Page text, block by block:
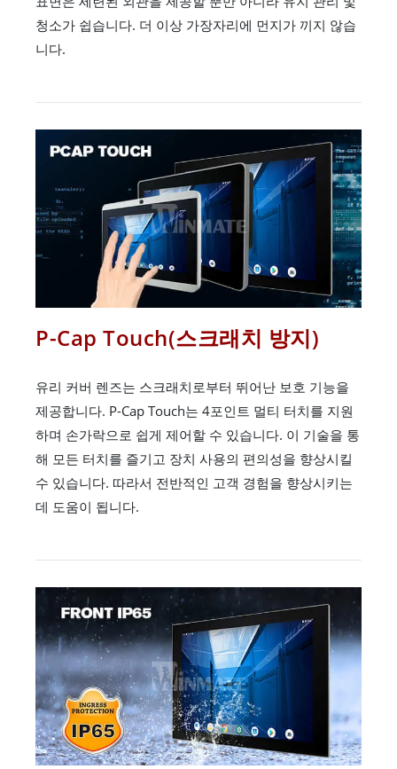
청소가 쉽습니다. 더 이상 가장자리에 먼지가 끼지 않습
니다.
P-Cap Touch(스크래치 방지)
유리 커버 렌즈는 스크래치로부터 뛰어난 보호 기능을
제공합니다. P-Cap Touch는 4포인트 멀티 터치를 지원
하며 손가락으로 쉽게 제어할 수 있습니다. 이 기술을 통
해 모든 터치를 즐기고 장치 사용의 편의성을 향상시킬
수 있습니다. 따라서 전반적인 고객 경험을 향상시키는
데 도움이 됩니다.